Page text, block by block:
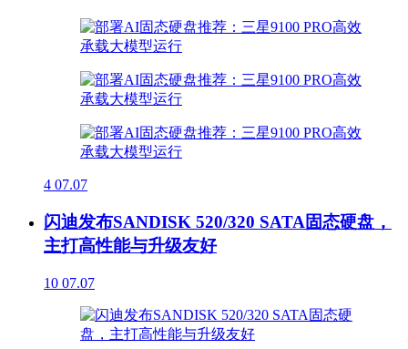
4 07.07
闪迪发布SANDISK 520/320 SATA固态硬盘，
主打高性能与升级友好
10 07.07